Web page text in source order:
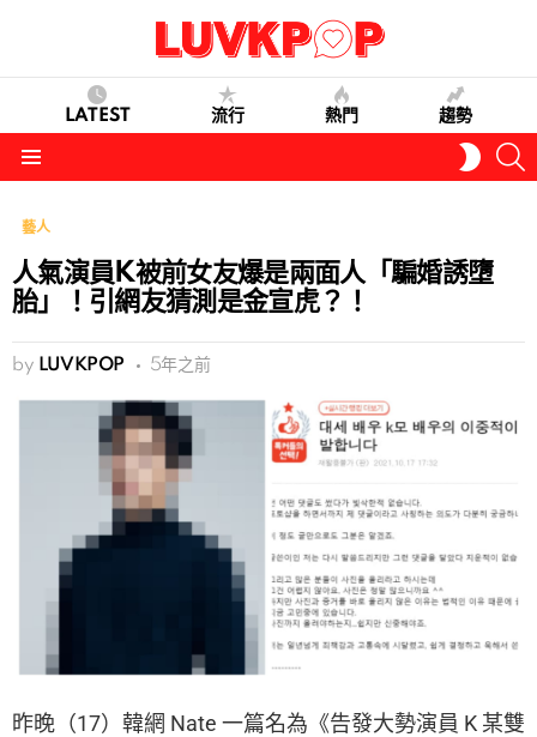
LATEST 流行 熱門 趨勢
SKIN
藝人
人氣演員K被前女友爆是兩面人「騙婚誘墮
胎」！引網友猜測是金宣虎？！
by LUVKPOP 5年之前
昨晚（17）韓網 Nate 一篇名為《告發大勢演員 K 某雙